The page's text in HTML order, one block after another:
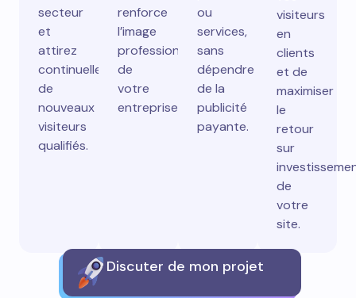
secteur
et
attirez
continuellement
de
nouveaux
visiteurs
qualifiés.
renforce
l’image
professionnelle
de
votre
entreprise.
ou
services,
sans
dépendre
de la
publicité
payante.
visiteurs
en
clients
et de
maximiser
le
retour
sur
de
votre
site.
Discuter de mon projet